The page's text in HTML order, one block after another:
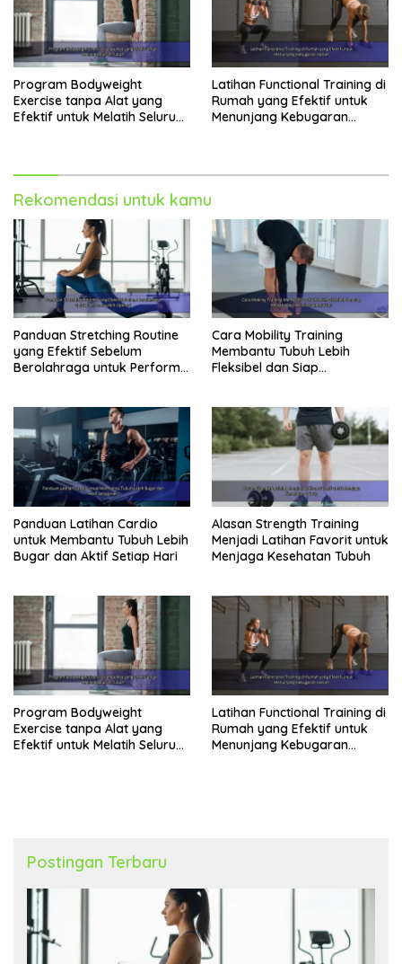
Program Bodyweight
Exercise tanpa Alat yang
Efektif untuk Melatih Seluruh
Latihan Functional Training di
Rumah yang Efektif untuk
Menunjang Kebugaran
Rekomendasi untuk kamu
Panduan Stretching Routine
yang Efektif Sebelum
Berolahraga untuk Performa
Cara Mobility Training
Membantu Tubuh Lebih
Fleksibel dan Siap
Panduan Latihan Cardio
untuk Membantu Tubuh Lebih
Bugar dan Aktif Setiap Hari
Alasan Strength Training
Menjadi Latihan Favorit untuk
Menjaga Kesehatan Tubuh
Program Bodyweight
Exercise tanpa Alat yang
Efektif untuk Melatih Seluruh
Latihan Functional Training di
Rumah yang Efektif untuk
Menunjang Kebugaran
Postingan Terbaru